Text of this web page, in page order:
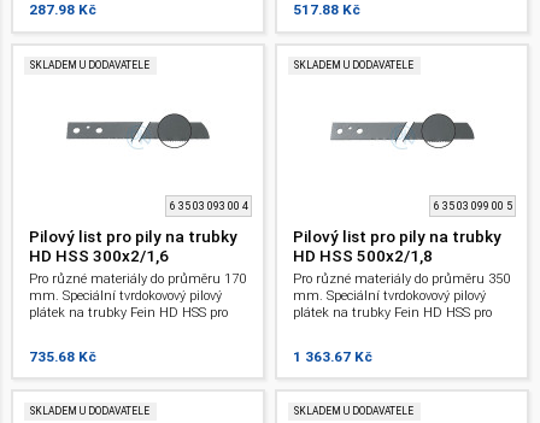
287.98 Kč 517.88 Kč
SKLADEM U DODAVATELE
6 35 03 093 00 4
Pilový list pro pily na trubky
HD HSS 300x2/1,6
Pro různé materiály do průměru 170
mm. Speciální tvrdokovový pilový
plátek na trubky Fein HD HSS pro
trubky.
735.68 Kč
SKLADEM U DODAVATELE
6 35 03 099 00 5
Pilový list pro pily na trubky
HD HSS 500x2/1,8
Pro různé materiály do průměru 350
mm. Speciální tvrdokovový pilový
plátek na trubky Fein HD HSS pro
trubky.
1 363.67 Kč
SKLADEM U DODAVATELE SKLADEM U DODAVATELE